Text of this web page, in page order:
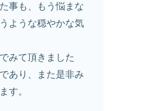
事も、もう悩まな
ような穏やかな気
みて頂きました
あり、また是非み
す。